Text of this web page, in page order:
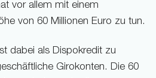
vor allem mit einem
von 60 Millionen Euro zu tun.
dabei als Dispokredit zu
Girokonten. Die 60